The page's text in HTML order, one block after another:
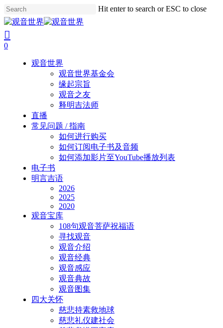
Skip
to
main
content
Hit enter to search or ESC to close
Close
Search
search
account
0
观音世界
观音世界基金会
缘起宗旨
观音之友
释明吉法师
直播
常见问题 / 指南
如何进行购买
如何订阅电子书及音频
如何添加影片至YouTube播放列表
电子书
明言吉语
2026
2025
2020
观音宝库
108句观音菩萨祝福语
寻找观音
观音介绍
观音经典
观音感应
观音典故
观音图集
四大关怀
慈悲持素救地球
慈悲礼仪建社会